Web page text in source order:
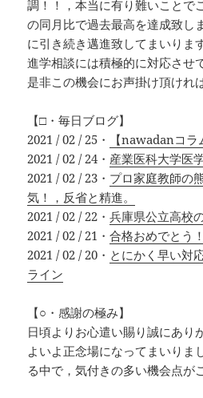
調！！，本当に有り難いことで
の同月比で過去最高を達成致し
に引き続き邁進致してまいりま
進学相談には積極的に対応させ
是非この機会にお声掛け頂けれ
【□・毎日ブログ】
2021 / 02 / 25・
【nawadanコ
2021 / 02 / 24・ 産業医科大学医
2021 / 02 / 23・ プロ家庭教師の
気！，反省と精進。
2021 / 02 / 22・兵庫県公立高校
2021 / 02 / 21・合格おめでとう
2021 / 02 / 20・ とにかく早い対
ライン
【○・感謝の極み】
日頃よりお心遣い賜り誠にあり
よいよ正念場になってまいりま
る中で，気付きの多い機会点が